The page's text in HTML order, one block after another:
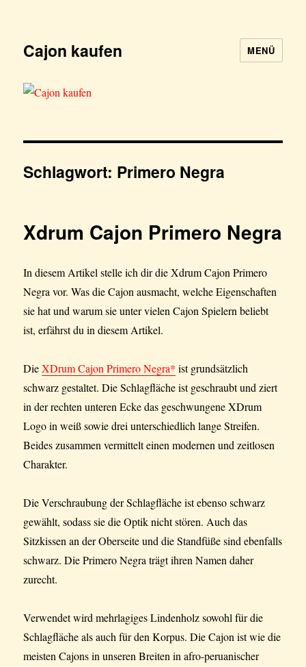
Cajon kaufen MENÜ
Schlagwort: Primero Negra
Xdrum Cajon Primero Negra
In diesem Artikel stelle ich dir die Xdrum Cajon Primero
Negra vor. Was die Cajon ausmacht, welche Eigenschaften
sie hat und warum sie unter vielen Cajon Spielern beliebt
ist, erfährst du in diesem Artikel.
DieXDrum Cajon Primero Negra* ist grundsätzlich
schwarz gestaltet. Die Schlagfläche ist geschraubt und ziert
in der rechten unteren Ecke das geschwungene XDrum
Logo in weiß sowie drei unterschiedlich lange Streifen.
Beides zusammen vermittelt einen modernen und zeitlosen
Charakter.
Die Verschraubung der Schlagfläche ist ebenso schwarz
gewählt, sodass sie die Optik nicht stören. Auch das
Sitzkissen an der Oberseite und die Standfüße sind ebenfalls
schwarz. Die Primero Negra trägt ihren Namen daher
zurecht.
Verwendet wird mehrlagiges Lindenholz sowohl für die
Schlagfläche als auch für den Korpus. Die Cajon ist wie die
meisten Cajons in unseren Breiten in afro-peruanischer